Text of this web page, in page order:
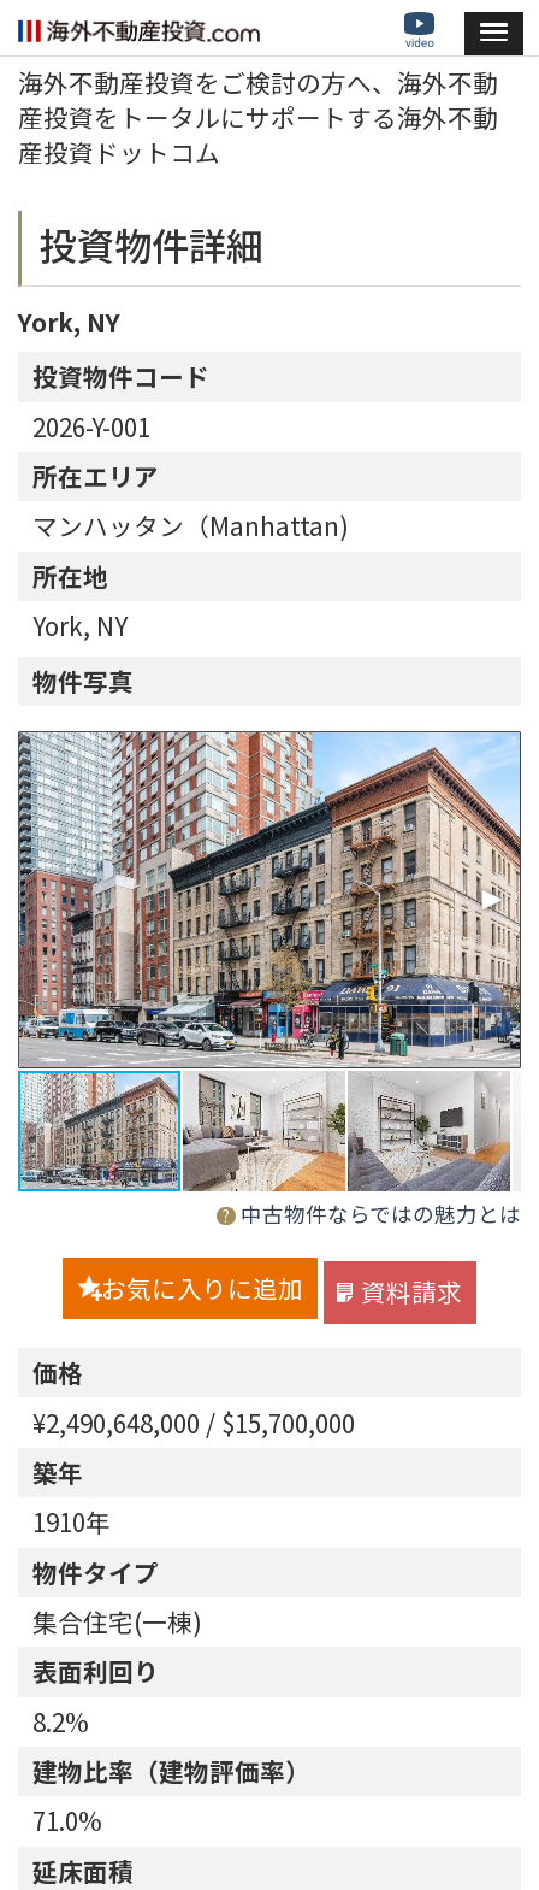
海外不動産投資をご検討の方へ、海外不動
産投資をトータルにサポートする海外不動
産投資ドットコム
投資物件詳細
York, NY
投資物件コード
2026-Y-001
所在エリア
マンハッタン（Manhattan)
所在地
York, NY
物件写真
? 中古物件ならではの魅力とは
お気に入りに追加 資料請求
価格
¥2,490,648,000 / $15,700,000
築年
1910年
物件タイプ
集合住宅(一棟)
表面利回り
8.2%
建物比率（建物評価率）
71.0%
延床面積